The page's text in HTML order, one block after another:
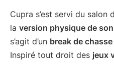
Cupra s’est servi du salon
la version physique de
s’agit d’un break de
Inspiré tout droit des jeux